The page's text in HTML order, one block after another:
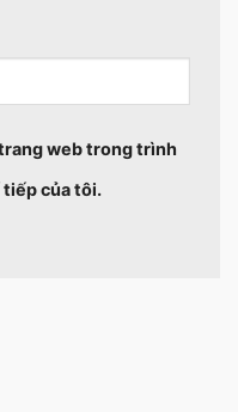
web trong trình
tiếp của tôi.